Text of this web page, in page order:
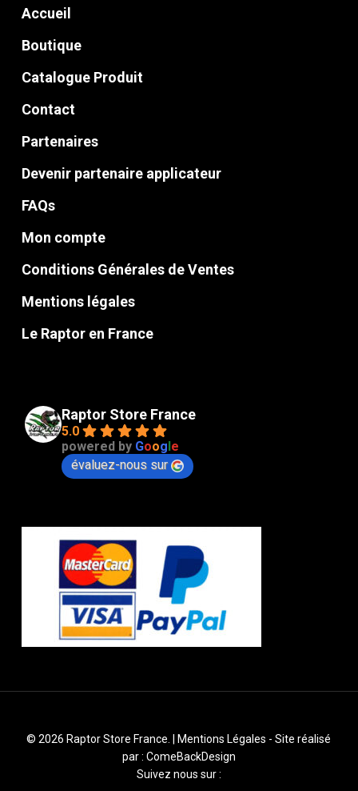
Accueil
Boutique
Catalogue Produit
Contact
Partenaires
Devenir partenaire applicateur
FAQs
Mon compte
Conditions Générales de Ventes
Mentions légales
Le Raptor en France
Raptor Store France
5.0
powered by Google
évaluez-nous sur
© 2026 Raptor Store France. | Mentions Légales - Site réalisé
par : ComeBackDesign
Suivez nous sur :